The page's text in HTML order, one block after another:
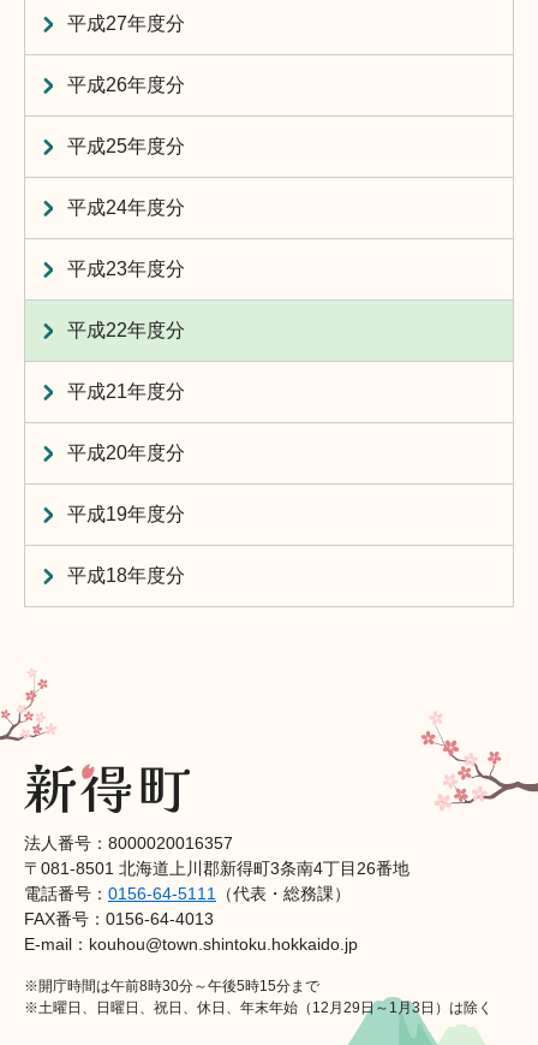
平成27年度分
平成26年度分
平成25年度分
平成24年度分
平成23年度分
平成22年度分
平成21年度分
平成20年度分
平成19年度分
平成18年度分
法人番号：8000020016357
〒081-8501 北海道上川郡新得町3条南4丁目26番地
電話番号： 0156-64-5111
（代表・総務課）
FAX番号：0156-64-4013
E-mail：kouhou@town.shintoku.hokkaido.jp
※開庁時間は午前8時30分～午後5時15分まで
※土曜日、日曜日、祝日、休日、年末年始（12月29日～1月3日）は除く